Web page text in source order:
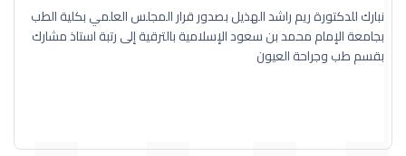
نبارك للدكتورة ريم راشد الهذيل بصدور قرار المجلس العلمي بكلية الطب
بجامعة الإمام محمد بن سعود الإسلامية بالترقية إلى رتبة استاذ مشارك
بقسم طب وجراحة العيون